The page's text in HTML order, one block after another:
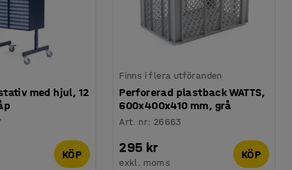
med hjul, 12
KÖP
Finns i flera utföranden
Perforerad plastback WATTS,
600x400x410 mm, grå
Art. nr: 26663
295 kr
exkl. moms
KÖP